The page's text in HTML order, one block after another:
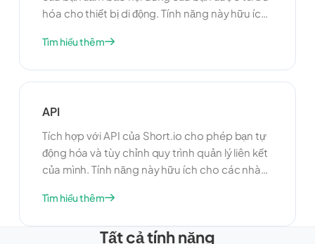
hóa cho thiết bị di động. Tính năng này hữu ích
tác trên điện thoại thông minh và máy tính
động, bạn có thể cung cấp nội dung phù hợp
chiến dịch của bạn.
Tìm hiểu thêm
API
Tích hợp với API của Short.io cho phép bạn tự
động hóa và tùy chỉnh quy trình quản lý liên kết
của mình. Tính năng này hữu ích cho các nhà
hoặc tích hợp Short.io với các công cụ và nền
nâng cao chức năng của hệ thống quản lý liên
Tìm hiểu thêm
Tất cả tính năng